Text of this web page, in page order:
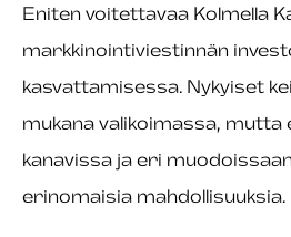
Eniten voitettavaa Kolmella
markkinointiviestinnän
kasvattamisessa. Nykyiset
mukana valikoimassa,
kanavissa ja eri
erinomaisia mahdollisuuksia.